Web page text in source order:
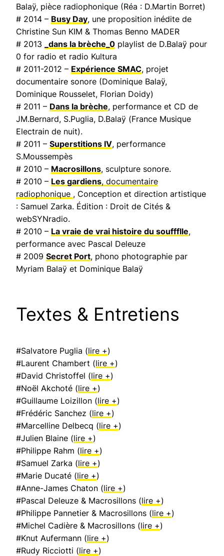
Balaÿ, pièce radiophonique (Réa : D.Martin Borret)
# 2014 – Busy Day, une proposition inédite de
Christine Sun KIM & Thomas Benno MADER
# 2013
_dans la brèche_0 playlist de D.Balaÿ pour
0 for radio et radio Kultura
# 2011-2012 – Expérience SMAC, projet
documentaire sonore (Dominique Balaÿ,
Dominique Rousselet, Florian Doidy)
# 2011 – Dans la brèche, performance et CD de
JM.Bernard, S.Puglia, D.Balaÿ (France Musique
Electrain de nuit).
# 2011 – Superstitions IV, performance
S.Moussempès
# 2010 – Macrosillons, sculpture sonore.
# 2010 – Les gardiens, documentaire
radiophonique , Conception et direction artistique
: Samuel Zarka. Édition : Droit de Cités &
webSYNradio.
# 2010 – La vraie de vrai histoire du souffflle,
performance avec Pascal Deleuze
# 2009 Secret Port, phono photographie par
Myriam Balaÿ et Dominique Balaÿ
Textes & Entretiens
#Salvatore Puglia (lire +)
#Laurent Chambert (lire +)
#David Christoffel (lire +)
#Noël Akchoté (lire +)
#Guillaume Loizillon (lire +)
#Frédéric Sanchez (lire +)
#Marcelline Delbecq (lire +)
#Julien Blaine (lire +)
#Philippe Rahm (lire +)
#Samuel Zarka (lire +)
#Marie Ducaté (lire +)
#Anne-James Chaton (lire +)
#Pascal Deleuze & Macrosillons (lire +)
#Philippe Pannetier & Macrosillons (lire +)
#Michel Cadière & Macrosillons (lire +)
#Knut Aufermann (lire +)
#Rudy Ricciotti (lire +)